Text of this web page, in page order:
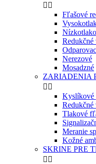
 
Fľašové
Redukčné
Nerezové
Mosadzné
ZARIADENIA
 
Kyslíkové
Tlakové
Meranie
Kožné
SKRINE PRE
 